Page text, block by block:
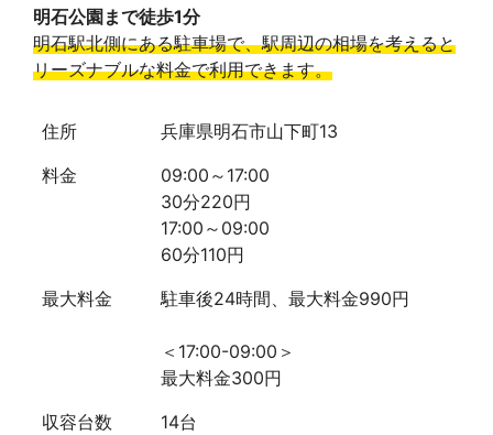
明石公園まで徒歩1分
明石駅北側にある駐車場で、駅周辺の相場を考えると
リーズナブルな料金で利用できます。
住所
兵庫県明石市山下町13
料金
09:00～17:00
30分220円
17:00～09:00
60分110円
最大料金
駐車後24時間、最大料金990円
＜17:00-09:00＞
最大料金300円
収容台数
14台